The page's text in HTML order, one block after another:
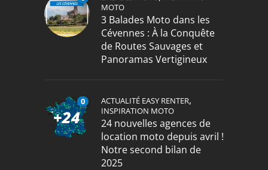
MOTO
3 Balades Moto dans les
Cévennes : À la Conquête
de Routes Sauvages et
Panoramas Vertigineux
0 ACTUALITÉ EASY RENTER,
INSPIRATION MOTO
24 nouvelles agences de
location moto depuis avril !
Notre second bilan de
2025